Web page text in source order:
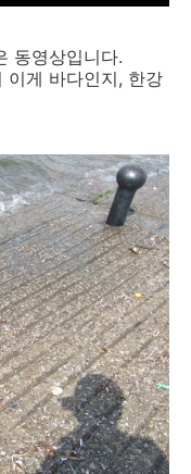
동영상입니다.
이게 바다인지, 한강